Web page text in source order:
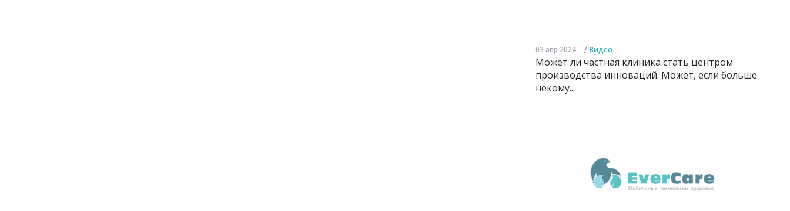
03 апр 2024 / Видео
Может ли частная клиника стать центром
производства инноваций. Может, если больше
некому...